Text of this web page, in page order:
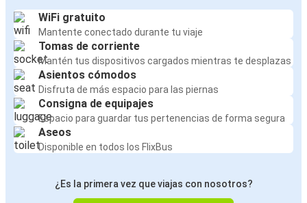
WiFi gratuito
Mantente conectado durante tu viaje
Tomas de corriente
Mantén tus dispositivos cargados mientras te desplazas
Asientos cómodos
Disfruta de más espacio para las piernas
Consigna de equipajes
Espacio para guardar tus pertenencias de forma segura
Aseos
Disponible en todos los FlixBus
¿Es la primera vez que viajas con nosotros?